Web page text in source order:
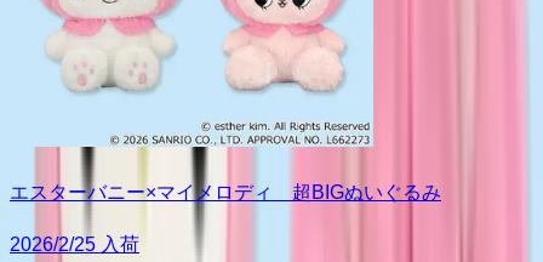
エスターバニー×マイメロディ 超BIGぬいぐるみ
2026/2/25 入荷